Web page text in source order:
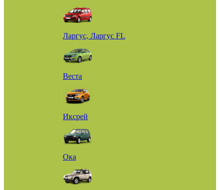
Ларгус, Ларгус FL
Веста
Иксрей
Ока